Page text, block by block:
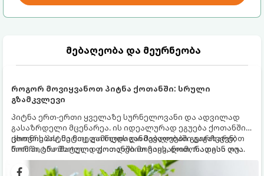
მებაღეობა და მეურნეობა
როგორ მოვიყვანოთ პიტნა ქოთანში: სრული
გზამკვლევი
პიტნა ერთ-ერთი ყველაზე სურნელოვანი და ადვილად
გასაზრდელი მცენარეა. ის იდეალურად ეგუება ქოთანში
ცხოვრებას, მეტიც, გამოცდილი მებაღეები გვირჩევენ,
რომ პიტნა მხოლოდ ქოთანში მოვიყვანოთ, რადგან ღია
გრუნტში (ბაღში) დარგვისას ის ფესვებით ძალიან
სწრაფად ვრცელდება და სხვა მცენარეებს ავიწროებს.
ქოთნის პიტნა მთელი წლის განმავლობაში გაგახარებთ
ნორჩი, არომატული ფოთლებით ჩაის, ლიმონათისა თუ
კერძებისთვის.